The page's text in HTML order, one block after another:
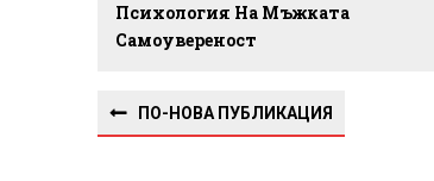
Психология На Мъжката
Самоувереност
ПО-НОВА ПУБЛИКАЦИЯ